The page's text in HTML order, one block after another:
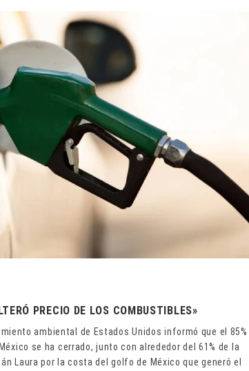
PRECIO DE LOS COMBUSTIBLES»
ambiental de Estados Unidos informó que el 85%
se ha cerrado, junto con alrededor del 61% de la
Laura por la costa del golfo de México que generó el